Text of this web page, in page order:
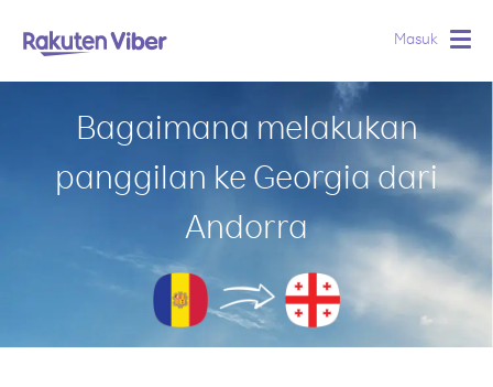
Masuk
Bagaimana melakukan
panggilan ke Georgia dari
Andorra